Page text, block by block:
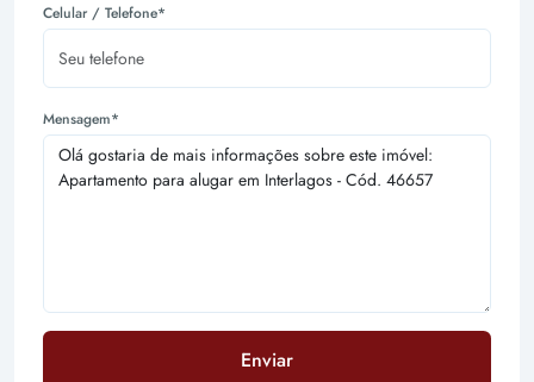
Celular / Telefone*
Mensagem*
Enviar